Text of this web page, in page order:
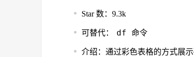
Star 数：9.3k
可替代： df 命令
介绍：通过彩色表格的方式展